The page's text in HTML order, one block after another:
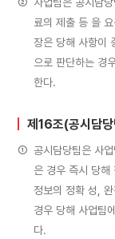
료의 제출 등 을
장은 당해 사항이
으로 판단하는 경
한다.
제16조(공시담
① 공시담당팀은 사
은 경우 즉시 당해
정보의 정확 성,
경우 당해 사업팀
다.